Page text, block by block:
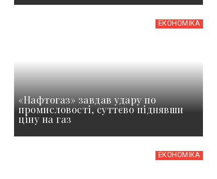
ЕКОНОМІКА
«Нафтогаз» завдав удару по
промисловості, суттєво піднявши
ціну на газ
ЕКОНОМІКА